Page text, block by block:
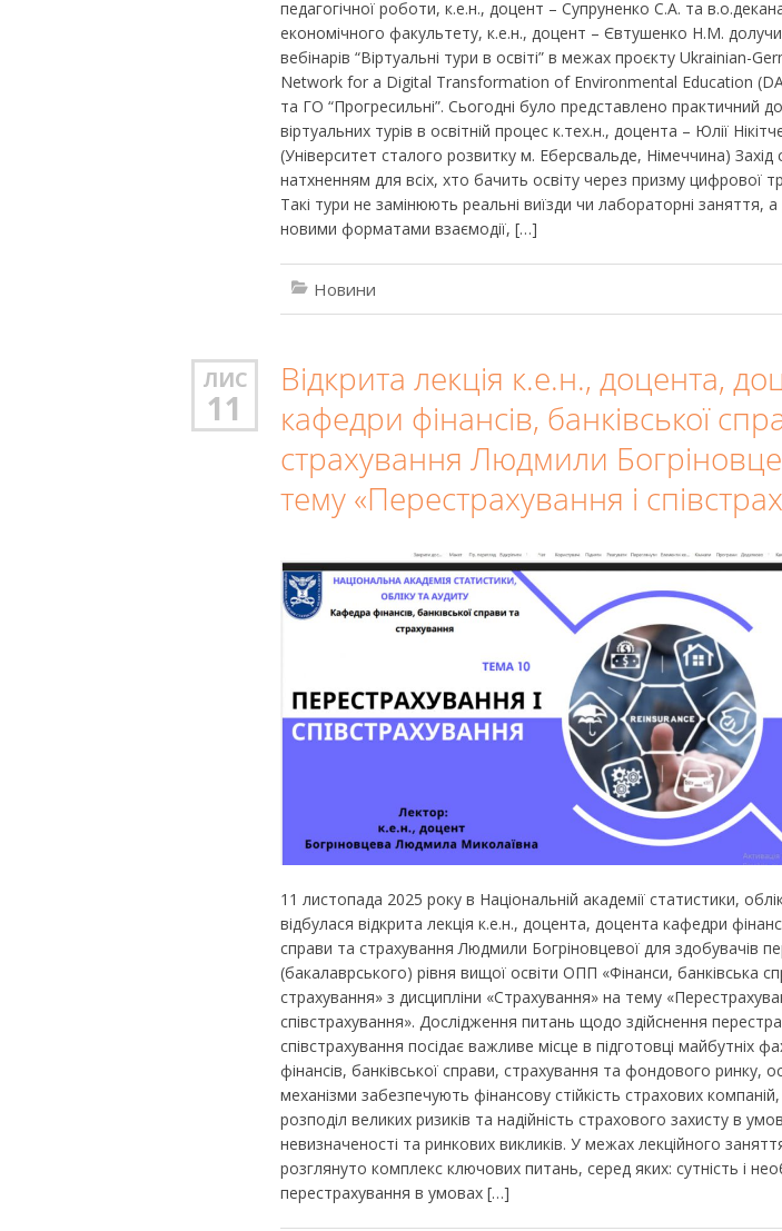
педагогічної роботи, к.е.н., доцент – Супруненко С.А. та
економічного факультету, к.е.н., доцент – Євтушенко Н.М.
вебінарів “Віртуальні тури в освіті” в межах проєкту Ukrainian-
Network for a Digital Transformation of Environmental Education
та ГО “Прогресильні”. Сьогодні було представлено практичний
віртуальних турів в освітній процес к.тех.н., доцента – Юлії
(Університет сталого розвитку м. Еберсвальде, Німеччина) Захід
натхненням для всіх, хто бачить освіту через призму цифрової
Такі тури не замінюють реальні виїзди чи лабораторні заняття,
новими форматами взаємодії, […]
Новини
ЛИС
11
Відкрита лекція к.е.н., доцента,
кафедри фінансів, банківської
страхування Людмили
тему «Перестрахування і
11 листопада 2025 року в Національній академії статистики,
відбулася відкрита лекція к.е.н., доцента, доцента кафедри
справи та страхування Людмили Богріновцевої для здобувачів
(бакалаврського) рівня вищої освіти ОПП «Фінанси, банківська
страхування» з дисципліни «Страхування» на тему
співстрахування». Дослідження питань щодо здійснення
співстрахування посідає важливе місце в підготовці майбутніх
фінансів, банківської справи, страхування та фондового ринку,
механізми забезпечують фінансову стійкість страхових
розподіл великих ризиків та надійність страхового захисту в
невизначеності та ринкових викликів. У межах лекційного
розглянуто комплекс ключових питань, серед яких: сутність і
перестрахування в умовах […]